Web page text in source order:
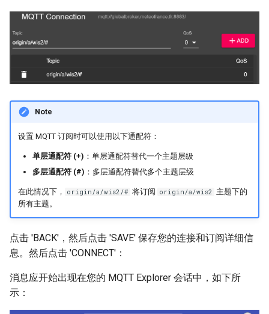
Note
设置 MQTT 订阅时可以使用以下通配符：
单层通配符 (+) ：单层通配符替代一个主题层级
多层通配符 (#) ：多层通配符替代多个主题层级
在此情况下， origin/a/wis2/# 将订阅 origin/a/wis2 主题下的
所有主题。
点击 'BACK'，然后点击 'SAVE' 保存您的连接和订阅详细信
息。然后点击 'CONNECT'：
消息应开始出现在您的 MQTT Explorer 会话中，如下所
示：